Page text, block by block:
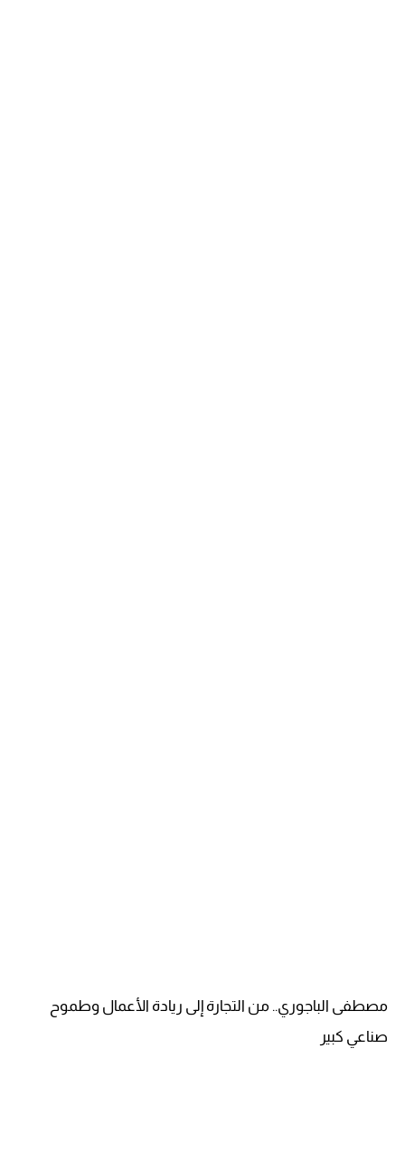
مصطفى الباجوري.. من التجارة إلى ريادة الأعمال وطموح
صناعي كبير